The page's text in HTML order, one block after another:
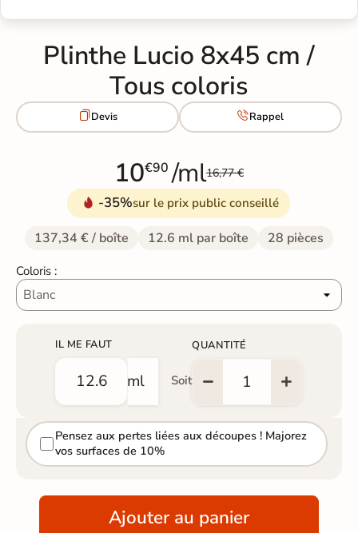
Plinthe Lucio 8x45 cm /
Tous coloris
Devis Rappel
10€90 /ml16,77 €
-35%sur le prix public conseillé
137,34 € / boîte 12.6 ml par boîte 28 pièces
Coloris :
IL ME FAUT
ml Soit
QUANTITÉ
Pensez aux pertes liées aux découpes ! Majorez
vos surfaces de 10%
Ajouter au panier